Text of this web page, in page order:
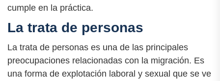
cumple en la práctica.
La trata de personas
La trata de personas es una de las principales
preocupaciones relacionadas con la migración. Es
una forma de explotación laboral y sexual que se ve